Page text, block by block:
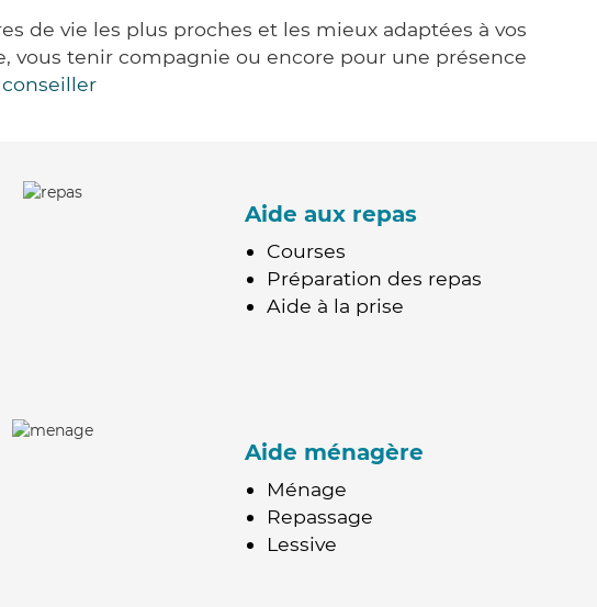
de vie les plus proches et les mieux adaptées à vos
vous tenir compagnie ou encore pour une présence
Aide aux repas
Courses
Préparation des repas
Aide à la prise
Aide ménagère
Ménage
Repassage
Lessive